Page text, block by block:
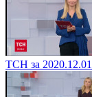
ТСН за 2020.12.01